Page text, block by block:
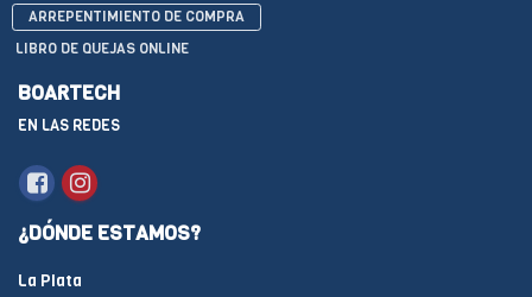
ARREPENTIMIENTO DE COMPRA
LIBRO DE QUEJAS ONLINE
BOARTECH
EN LAS REDES
¿DÓNDE ESTAMOS?
La Plata